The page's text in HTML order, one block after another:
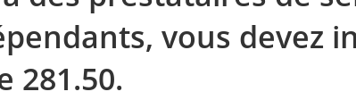
vous devez
281.50.